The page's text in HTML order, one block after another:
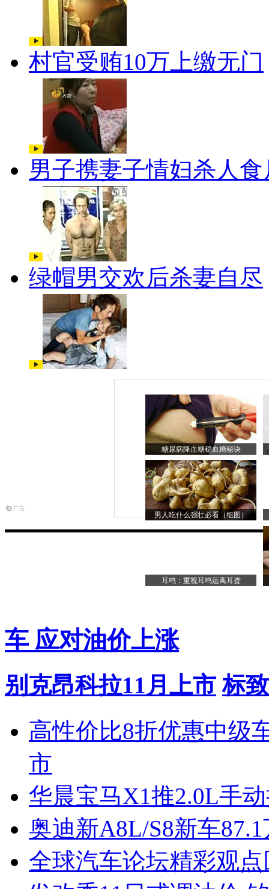
村官受贿10万上缴无门
男子携妻子情妇杀人食
绿帽男交欢后杀妻自尽
糖尿病降血糖稳血糖秘诀
男人吃什么强壮必看（组图）
耳鸣：重视耳鸣远离耳聋
车 应对油价上涨
别克昂科拉11月上市 标
高性价比8折优惠中级
市
华晨宝马X1推2.0L手
奥迪新A8L/S8新车
全球汽车论坛精彩观点